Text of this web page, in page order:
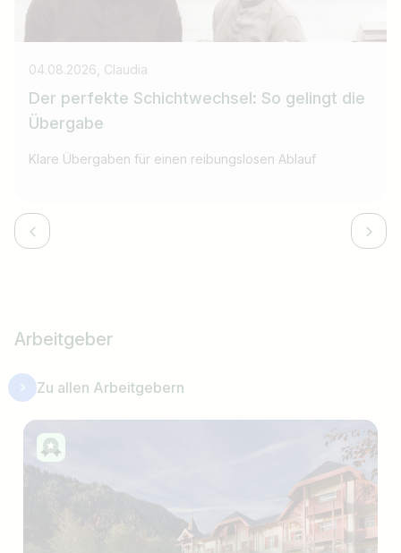
04.08.2026, Claudia
Der perfekte Schichtwechsel: So gelingt die
Übergabe
Klare Übergaben für einen reibungslosen Ablauf
Arbeitgeber
Zu allen Arbeitgebern